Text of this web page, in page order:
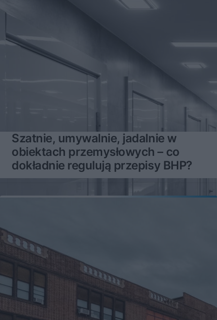
Szatnie, umywalnie, jadalnie w
obiektach przemysłowych – co
dokładnie regulują przepisy BHP?